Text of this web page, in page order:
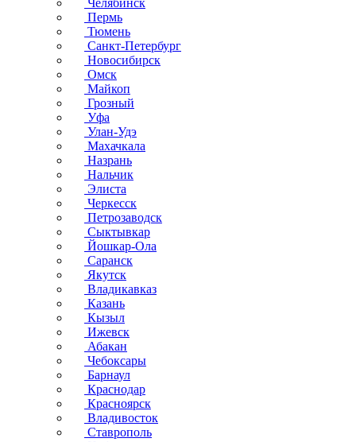
Челябинск
Пермь
Тюмень
Санкт-Петербург
Новосибирск
Омск
Майкоп
Грозный
Уфа
Улан-Удэ
Махачкала
Назрань
Нальчик
Элиста
Черкесск
Петрозаводск
Сыктывкар
Йошкар-Ола
Саранск
Якутск
Владикавказ
Казань
Кызыл
Ижевск
Абакан
Чебоксары
Барнаул
Краснодар
Красноярск
Владивосток
Ставрополь